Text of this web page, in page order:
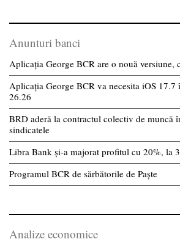
Anunturi banci
Aplicația George BCR are o nouă versiune,
Aplicația George BCR va necesita iOS 17.7
26.26
BRD aderă la contractul colectiv de muncă
sindicatele
Libra Bank și-a majorat profitul cu 20%, la
Programul BCR de sărbătorile de Paște
Analize economice